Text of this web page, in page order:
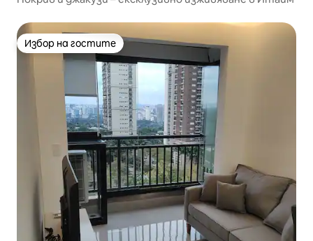
Избор на гостите
Избор на гостите